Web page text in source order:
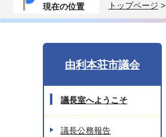
現在の位置 トップページ >
由利本荘市議会
議長室へようこそ
議長公務報告